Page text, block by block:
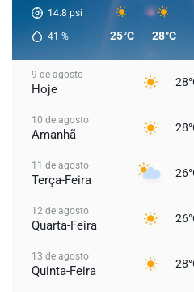
14.8 psi
41 % 25°C 28°C
9 de agosto
Hoje
10 de agosto
Amanhã
11 de agosto
Terça-Feira
12 de agosto
Quarta-Feira
13 de agosto
Quinta-Feira